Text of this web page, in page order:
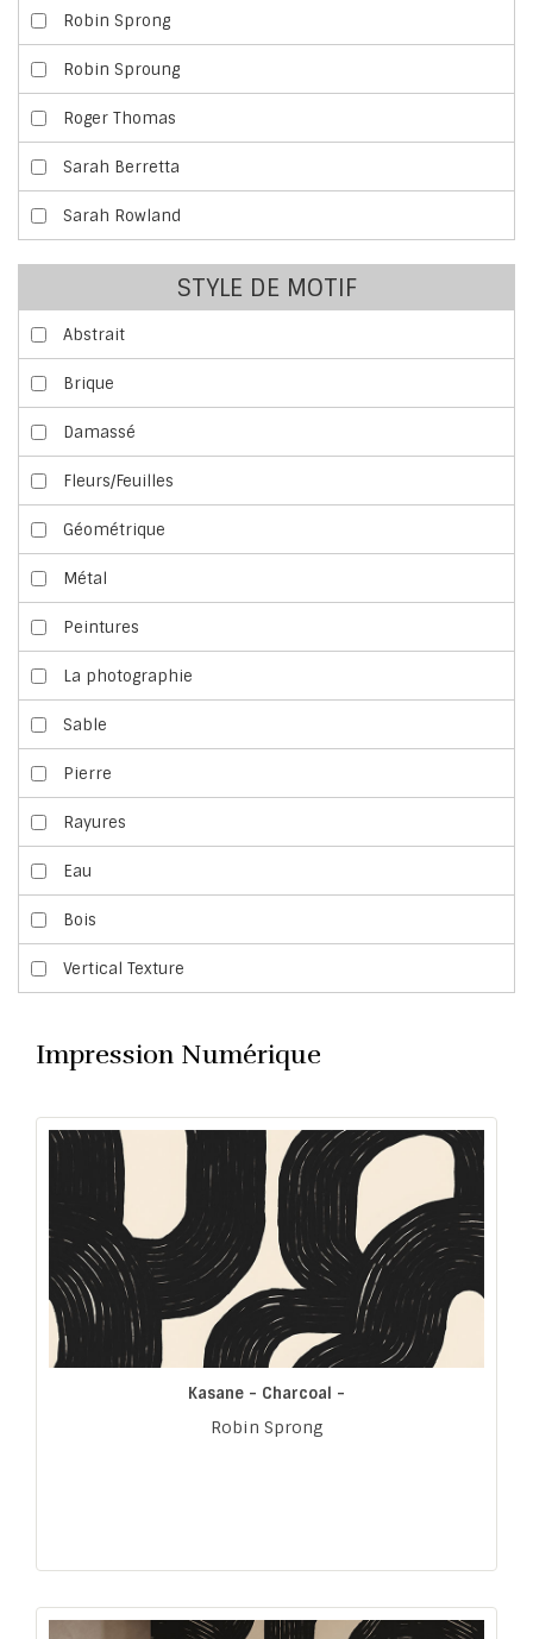
Robin Sprong
Robin Sproung
Roger Thomas
Sarah Berretta
Sarah Rowland
STYLE DE MOTIF
Abstrait
Brique
Damassé
Fleurs/Feuilles
Géométrique
Métal
Peintures
La photographie
Sable
Pierre
Rayures
Eau
Bois
Vertical Texture
Impression Numérique
Kasane - Charcoal -
Robin Sprong